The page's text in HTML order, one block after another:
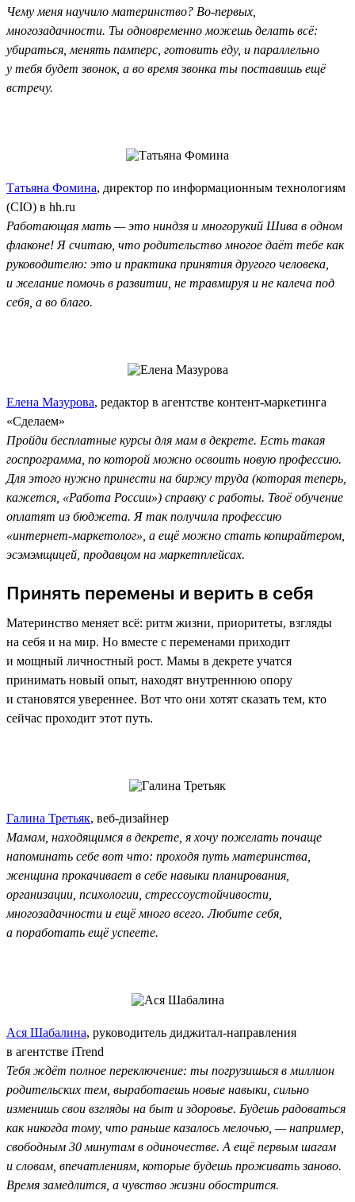
Чему меня научило материнство? Во-первых,
многозадачности. Ты одновременно можешь делать всё:
убираться, менять памперс, готовить еду, и параллельно
у тебя будет звонок, а во время звонка ты поставишь ещё
встречу.
Татьяна Фомина, директор по информационным технологиям
(CIO) в hh.ru
Работающая мать — это ниндзя и многорукий Шива в одном
флаконе! Я считаю, что родительство многое даёт тебе как
руководителю: это и практика принятия другого человека,
и желание помочь в развитии, не травмируя и не калеча под
себя, а во благо.
Елена Мазурова, редактор в агентстве контент-маркетинга
«Сделаем»
Пройди бесплатные курсы для мам в декрете. Есть такая
госпрограмма, по которой можно освоить новую профессию.
Для этого нужно принести на биржу труда (которая теперь,
кажется, «Работа России») справку с работы. Твоё обучение
оплатят из бюджета. Я так получила профессию
«интернет-маркетолог», а ещё можно стать копирайтером,
эсэмэмщицей, продавцом на маркетплейсах.
Принять перемены и верить в себя
Материнство меняет всё: ритм жизни, приоритеты, взгляды
на себя и на мир. Но вместе с переменами приходит
и мощный личностный рост. Мамы в декрете учатся
принимать новый опыт, находят внутреннюю опору
и становятся увереннее. Вот что они хотят сказать тем, кто
сейчас проходит этот путь.
Галина Третьяк, веб-дизайнер
Мамам, находящимся в декрете, я хочу пожелать почаще
напоминать себе вот что: проходя путь материнства,
женщина прокачивает в себе навыки планирования,
организации, психологии, стрессоустойчивости,
многозадачности и ещё много всего. Любите себя,
а поработать ещё успеете.
Ася Шабалина, руководитель диджитал-направления
в агентстве iTrend
Тебя ждёт полное переключение: ты погрузишься в миллион
родительских тем, выработаешь новые навыки, сильно
изменишь свои взгляды на быт и здоровье. Будешь радоваться
как никогда тому, что раньше казалось мелочью, — например,
свободным 30 минутам в одиночестве. А ещё первым шагам
и словам, впечатлениям, которые будешь проживать заново.
Время замедлится, а чувство жизни обострится.